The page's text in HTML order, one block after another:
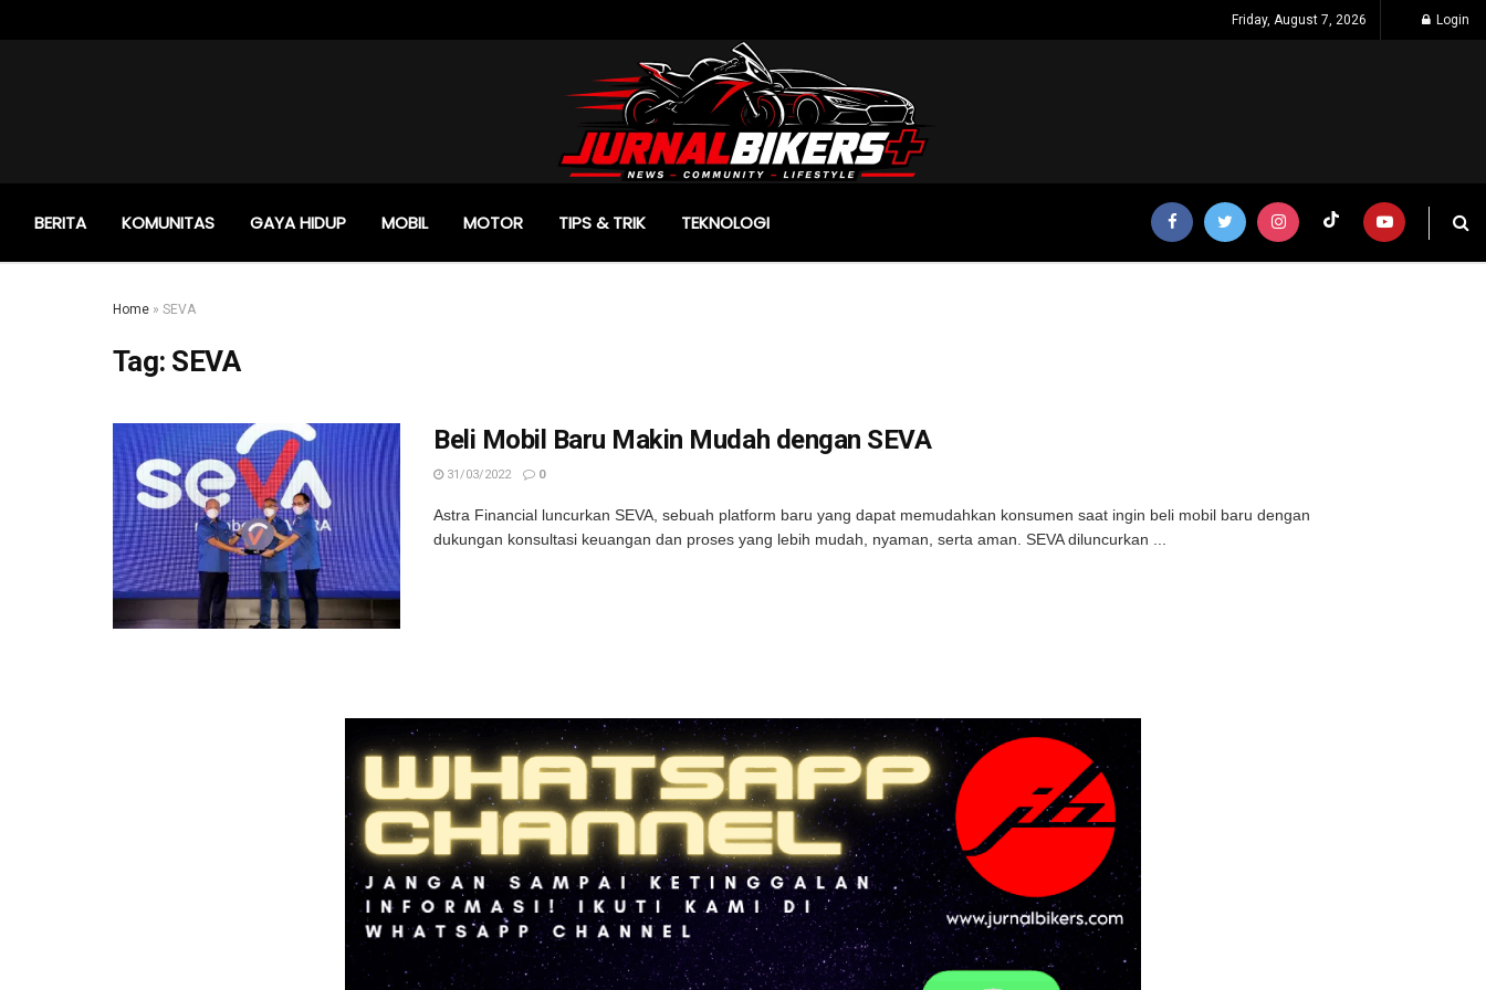
Friday, August 7, 2026 Login
BERITA KOMUNITAS GAYA HIDUP MOBIL MOTOR TIPS & TRIK TEKNOLOGI
Home » SEVA
Tag: SEVA
Beli Mobil Baru Makin Mudah dengan SEVA
31/03/2022 0
Astra Financial luncurkan SEVA, sebuah platform baru yang dapat memudahkan konsumen saat ingin beli mobil baru dengan
dukungan konsultasi keuangan dan proses yang lebih mudah, nyaman, serta aman. SEVA diluncurkan ...